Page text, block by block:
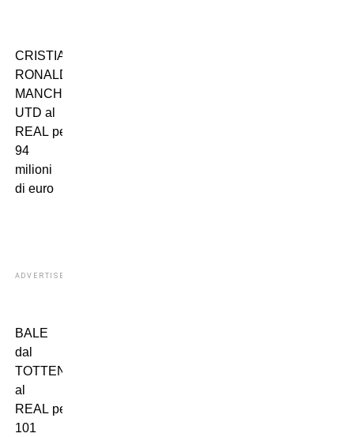
CRISTIANO
RONALDO dal
MANCHESTER
UTD al
REAL per
94
milioni
di euro
ADVERTISEMENT
BALE
dal
TOTTENHAM
al
REAL per
101